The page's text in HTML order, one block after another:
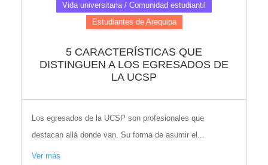
Vida universitaria / Comunidad estudiantil
Estudiantes de Arequipa
5 CARACTERÍSTICAS QUE
DISTINGUEN A LOS EGRESADOS DE
LA UCSP
Los egresados de la UCSP son profesionales que
destacan allá donde van. Su forma de asumir el...
Ver más